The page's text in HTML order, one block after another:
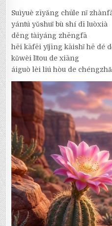
Suìyuè zīyǎng chūle nǐ
yántú yǔshuǐ bù shí dī luòxià
děng tàiyáng zhēngfā
hēi kāfēi yǐjīng kāishǐ hē dé
kǔwèi lǐtou de xiāng
áiguò lèi liú hòu de